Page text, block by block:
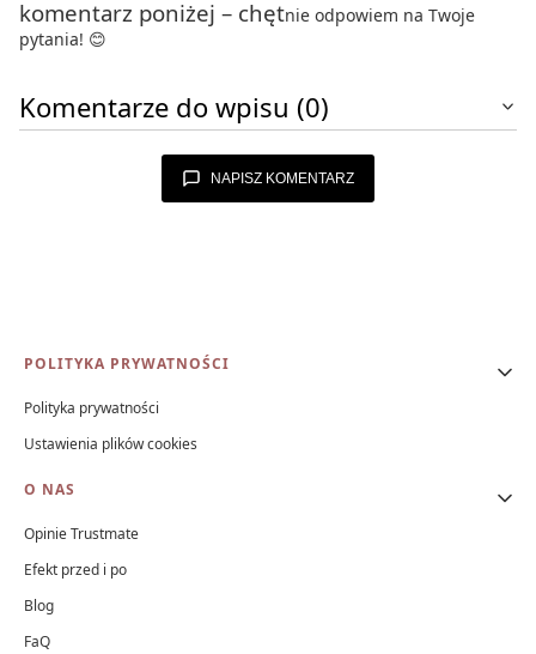
komentarz poniżej – chętnie odpowiem na Twoje
pytania! 😊
Komentarze do wpisu (0)
NAPISZ KOMENTARZ
Linki w stopce
POLITYKA PRYWATNOŚCI
Polityka prywatności
Ustawienia plików cookies
O NAS
Opinie Trustmate
Efekt przed i po
Blog
FaQ